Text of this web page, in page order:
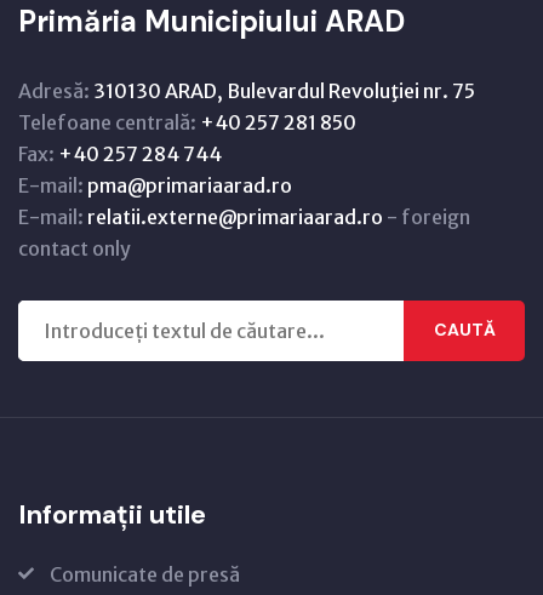
Primăria Municipiului ARAD
Adresă: 310130 ARAD, Bulevardul Revoluţiei nr. 75
Telefoane centrală: +40 257 281 850
Fax: +40 257 284 744
E-mail: pma@primariaarad.ro
E-mail: relatii.externe@primariaarad.ro - foreign
contact only
CAUTĂ
Informații utile
Comunicate de presă